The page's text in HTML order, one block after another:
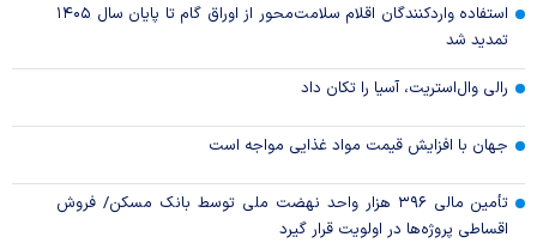
استفاده واردکنندگان اقلام سلامت‌محور از اوراق گام تا پایان سال ۱۴۰۵
تمدید شد
رالی وال‌استریت، آسیا را تکان داد
جهان با افزایش قیمت مواد غذایی مواجه است
تأمین مالی ۳۹۶ هزار واحد نهضت ملی توسط بانک مسکن/ فروش
اقساطی پروژه‌ها در اولویت قرار گیرد